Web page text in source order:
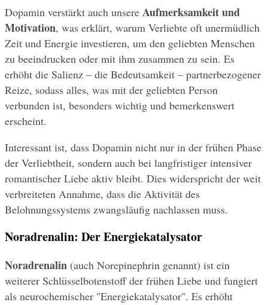
Dopamin verstärkt auch unsere Aufmerksamkeit und
Motivation, was erklärt, warum Verliebte oft unermüdlich
Zeit und Energie investieren, um den geliebten Menschen
zu beeindrucken oder mit ihm zusammen zu sein. Es
erhöht die Salienz – die Bedeutsamkeit – partnerbezogener
Reize, sodass alles, was mit der geliebten Person
verbunden ist, besonders wichtig und bemerkenswert
erscheint.
Interessant ist, dass Dopamin nicht nur in der frühen Phase
der Verliebtheit, sondern auch bei langfristiger intensiver
romantischer Liebe aktiv bleibt. Dies widerspricht der weit
verbreiteten Annahme, dass die Aktivität des
Belohnungssystems zwangsläufig nachlassen muss.
Noradrenalin: Der Energiekatalysator
Noradrenalin (auch Norepinephrin genannt) ist ein
weiterer Schlüsselbotenstoff der frühen Liebe und fungiert
als neurochemischer "Energiekatalysator". Es erhöht